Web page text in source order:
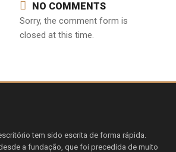
NO COMMENTS
Sorry, the comment form is
closed at this time.
tem sido escrita de forma rápida.
a fundação, que foi precedida de muito